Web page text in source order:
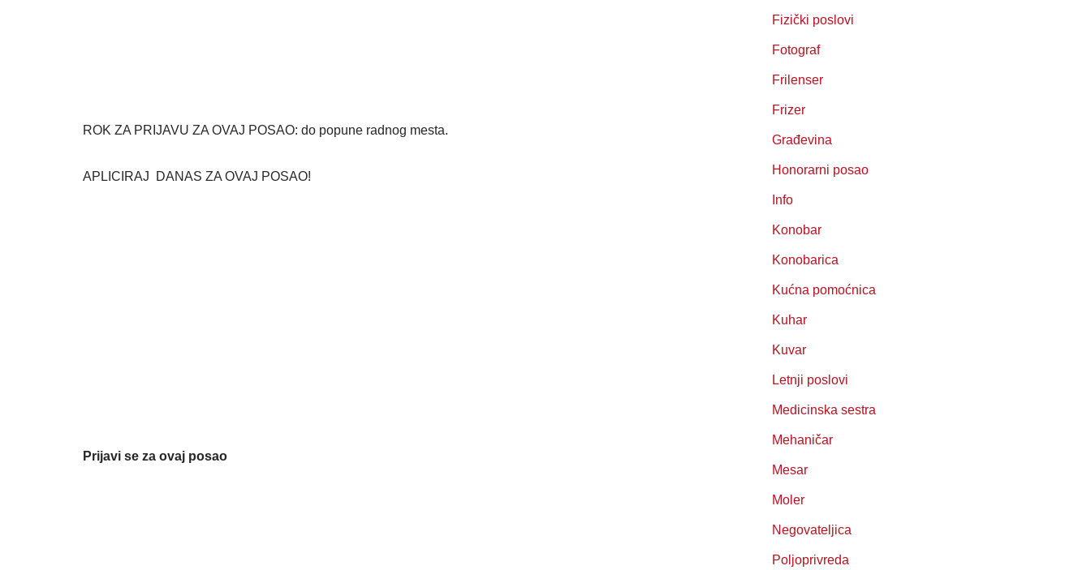
ROK ZA PRIJAVU ZA OVAJ POSAO: do popune radnog mesta.
APLICIRAJ DANAS ZA OVAJ POSAO!
Prijavi se za ovaj posao
Fizički poslovi
Fotograf
Frilenser
Frizer
Građevina
Honorarni posao
Info
Konobar
Konobarica
Kućna pomoćnica
Kuhar
Kuvar
Letnji poslovi
Medicinska sestra
Mehaničar
Mesar
Moler
Negovateljica
Poljoprivreda